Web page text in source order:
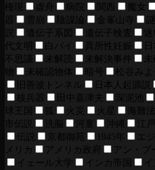
権現
虚舟 病院 関西 魔女
器
雪崩 陰謀論 金峯山寺
説
遺伝子系図 遺伝子検査
代文明
白バイ 異所性妊娠
不思議
未解読 未解決事件
物
未確認物体 暗号 松谷みよ
旧善波トンネル
日本人起源説
核兵器
田中嘉津夫 深泥池
球王国
狐 火災 火星 海難
市伝説
洗脳 河童 沖縄 江
伝説
京都御苑 1945年 エ
メリカ
アメリカ政府 アン・ブ
イェール大学
インカ帝国